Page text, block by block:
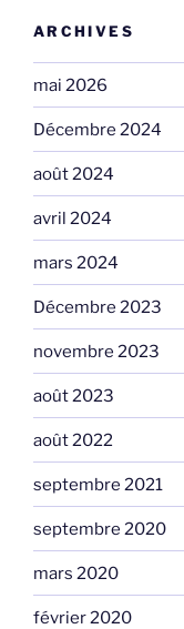
ARCHIVES
mai 2026
Décembre 2024
août 2024
avril 2024
mars 2024
Décembre 2023
novembre 2023
août 2023
août 2022
septembre 2021
septembre 2020
mars 2020
février 2020